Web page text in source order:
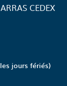
CEDEX
jours fériés)